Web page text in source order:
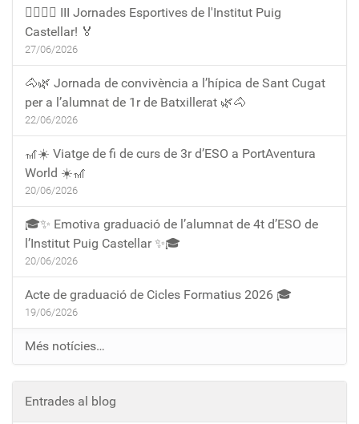
🏃‍♀️🏃‍♂️ III Jornades Esportives de l'Institut Puig
Castellar! 🏅
27/06/2026
🐴🌿 Jornada de convivència a l’hípica de Sant Cugat
per a l’alumnat de 1r de Batxillerat 🌿🐴
22/06/2026
🎢☀️ Viatge de fi de curs de 3r d’ESO a PortAventura
World ☀️🎢
20/06/2026
🎓✨ Emotiva graduació de l’alumnat de 4t d’ESO de
l’Institut Puig Castellar ✨🎓
20/06/2026
Acte de graduació de Cicles Formatius 2026 🎓
19/06/2026
Més notícies…
Entrades al blog